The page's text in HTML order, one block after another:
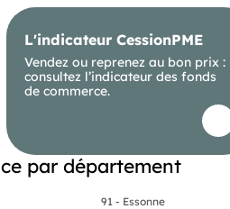
L'indicateur CessionPME
Vendez ou reprenez au bon prix :
consultez l’indicateur des fonds
de commerce.
par département
91 - Essonne